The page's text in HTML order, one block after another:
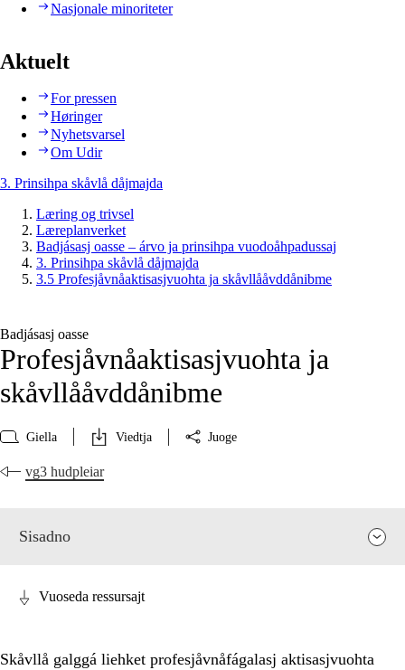
Nasjonale minoriteter
Aktuelt
For pressen
Høringer
Nyhetsvarsel
Om Udir
3. Prinsihpa skåvlå dåjmajda
Læring og trivsel
Læreplanverket
Badjásasj oasse – árvo ja prinsihpa vuodoåhpadussaj
3. Prinsihpa skåvlå dåjmajda
3.5 Profesjåvnåaktisasjvuohta ja skåvllååvddånibme
Badjásasj oasse
Profesjåvnåaktisasjvuohta ja
skåvllååvddånibme
Giella Viedtja Juoge
vg3 hudpleiar
Sisadno
Vuoseda ressursajt
Skåvllå galggá liehket profesjåvnåfágalasj aktisasjvuohta